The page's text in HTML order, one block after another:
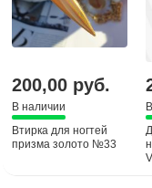
200,00 руб.
В наличии
Втирка для ногтей
призма золото №33